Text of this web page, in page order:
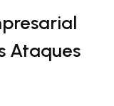
Ataques